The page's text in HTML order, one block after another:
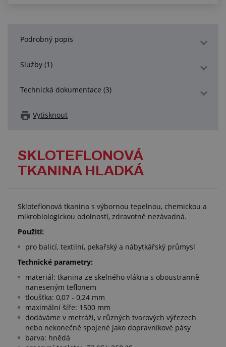
Podrobný popis
Služby (1)
Technická dokumentace (3)
Vytisknout
SKLOTEFLONOVÁ
TKANINA HLADKÁ
Skloteflonová tkanina s výbornou tepelnou, chemickou a
mikrobiologickou odolností, zdravotně nezávadná.
Použití:
pro balicí, textilní, pekařský a nábytkářský průmysl
Technické parametry:
materiál: tkanina ze skelného vlákna s oboustranně
naneseným teflonem
tloušťka: 0,07 - 0,24 mm
maximální šíře: 1500 mm
dodáváme v metráži, v různých tvarových výřezech
nebo nekonečně spojené jako dopravníkové pásy
barva: hnědá